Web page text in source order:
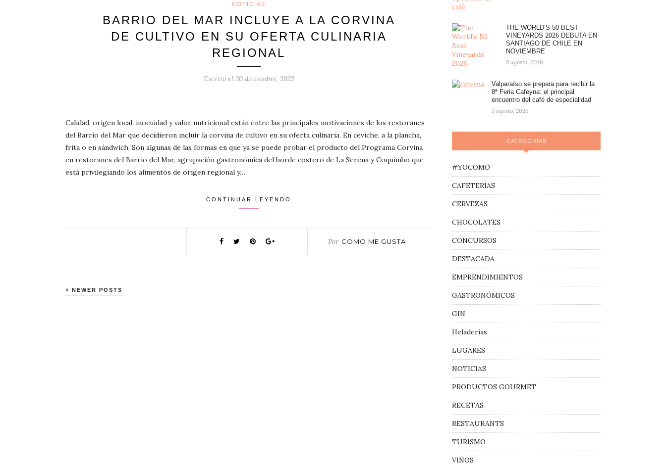
NOTICIAS
BARRIO DEL MAR INCLUYE A LA CORVINA
DE CULTIVO EN SU OFERTA CULINARIA
REGIONAL
Escrito el 20 diciembre, 2022
Calidad, origen local, inocuidad y valor nutricional están entre las principales motivaciones de los restoranes
del Barrio del Mar que decidieron incluir la corvina de cultivo en su oferta culinaria. En ceviche, a la plancha,
frita o en sándwich. Son algunas de las formas en que ya se puede probar el producto del Programa Corvina
en restoranes del Barrio del Mar, agrupación gastronómica del borde costero de La Serena y Coquimbo que
está privilegiando los alimentos de origen regional y…
CONTINUAR LEYENDO
Por COMO ME GUSTA
NEWER POSTS
THE WORLD’S 50 BEST
VINEYARDS 2026 DEBUTA EN
SANTIAGO DE CHILE EN
NOVIEMBRE
5 agosto, 2026
Valparaíso se prepara para recibir la
8ª Feria Cafeyna: el principal
encuentro del café de especialidad
5 agosto, 2026
CATEGORÍAS
#YOCOMO
CAFETERIAS
CERVEZAS
CHOCOLATES
CONCURSOS
DESTACADA
EMPRENDIMIENTOS
GASTRONÓMICOS
GIN
Heladerías
LUGARES
NOTICIAS
PRODUCTOS GOURMET
RECETAS
RESTAURANTS
TURISMO
VINOS